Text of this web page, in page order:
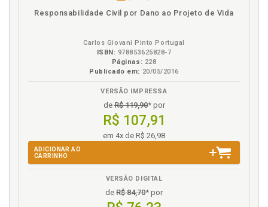
em
Responsabilidade Civil por Dano ao Projeto de Vida
Carlos Giovani Pinto Portugal
ISBN: 978853625828-7
Páginas: 228
Publicado em: 20/05/2016
VERSÃO IMPRESSA
deR$ 119,90* por
R$ 107,91
em 4x de R$ 26,98
ADICIONAR AO
CARRINHO
VERSÃO DIGITAL
de R$ 84,70* por